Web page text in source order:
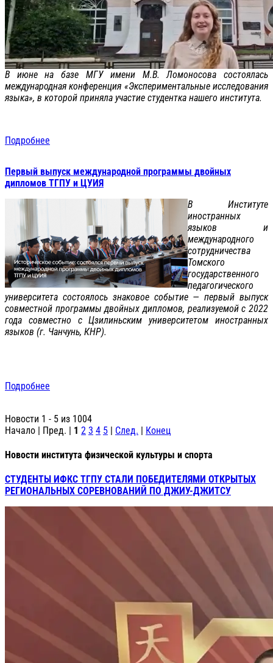
В июне на базе МГУ имени М.В. Ломоносова состоялась
международная конференция «Экспериментальные исследования
языка», в которой приняла участие студентка нашего института.
Подробнее
Первый выпуск международной программы двойных
дипломов ТГПУ и ЦУИЯ
В Институте
иностранных
языков и
международного
сотрудничества
Томского
государственного
педагогического
университета состоялось знаковое событие — первый выпуск
совместной программы двойных дипломов, реализуемой с 2022
года совместно с Цзилиньским университетом иностранных
языков (г. Чанчунь, КНР).
Подробнее
Новости 1 - 5 из 1004
Начало | Пред. | 1 2 3 4 5 | След. | Конец
Новости института физической культуры и спорта
СТУДЕНТЫ ИФКС ТГПУ СТАЛИ ПОБЕДИТЕЛЯМИ ОТКРЫТЫХ
РЕГИОНАЛЬНЫХ СОРЕВНОВАНИЙ ПО ДЖИУ-ДЖИТСУ